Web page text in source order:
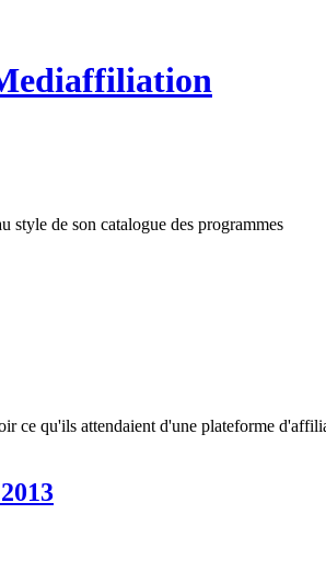
style de son catalogue des programmes
ce qu'ils attendaient d'une plateforme